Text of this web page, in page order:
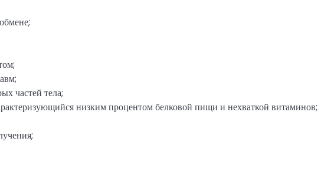
частей тела;
низким процентом белковой пищи и нехваткой витаминов;